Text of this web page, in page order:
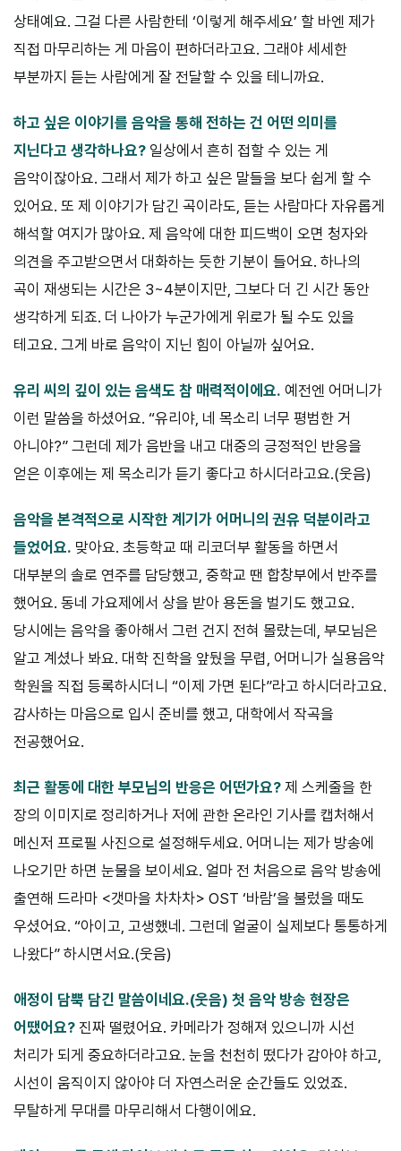
상태예요. 그걸 다른 사람한테 ‘이렇게 해주세요’ 할 바엔 제가
직접 마무리하는 게 마음이 편하더라고요. 그래야 세세한
부분까지 듣는 사람에게 잘 전달할 수 있을 테니까요.
하고 싶은 이야기를 음악을 통해 전하는 건 어떤 의미를
지닌다고 생각하나요? 일상에서 흔히 접할 수 있는 게
음악이잖아요. 그래서 제가 하고 싶은 말들을 보다 쉽게 할 수
있어요. 또 제 이야기가 담긴 곡이라도, 듣는 사람마다 자유롭게
해석할 여지가 많아요. 제 음악에 대한 피드백이 오면 청자와
의견을 주고받으면서 대화하는 듯한 기분이 들어요. 하나의
곡이 재생되는 시간은 3~4분이지만, 그보다 더 긴 시간 동안
생각하게 되죠. 더 나아가 누군가에게 위로가 될 수도 있을
테고요. 그게 바로 음악이 지닌 힘이 아닐까 싶어요.
유리 씨의 깊이 있는 음색도 참 매력적이에요. 예전엔 어머니가
이런 말씀을 하셨어요. “유리야, 네 목소리 너무 평범한 거
아니야?” 그런데 제가 음반을 내고 대중의 긍정적인 반응을
얻은 이후에는 제 목소리가 듣기 좋다고 하시더라고요.(웃음)
음악을 본격적으로 시작한 계기가 어머니의 권유 덕분이라고
들었어요. 맞아요. 초등학교 때 리코더부 활동을 하면서
대부분의 솔로 연주를 담당했고, 중학교 땐 합창부에서 반주를
했어요. 동네 가요제에서 상을 받아 용돈을 벌기도 했고요.
당시에는 음악을 좋아해서 그런 건지 전혀 몰랐는데, 부모님은
알고 계셨나 봐요. 대학 진학을 앞뒀을 무렵, 어머니가 실용음악
학원을 직접 등록하시더니 “이제 가면 된다”라고 하시더라고요.
감사하는 마음으로 입시 준비를 했고, 대학에서 작곡을
전공했어요.
최근 활동에 대한 부모님의 반응은 어떤가요? 제 스케줄을 한
장의 이미지로 정리하거나 저에 관한 온라인 기사를 캡처해서
메신저 프로필 사진으로 설정해두세요. 어머니는 제가 방송에
나오기만 하면 눈물을 보이세요. 얼마 전 처음으로 음악 방송에
출연해 드라마 <갯마을 차차차> OST ‘바람’을 불렀을 때도
우셨어요. “아이고, 고생했네. 그런데 얼굴이 실제보다 통통하게
나왔다” 하시면서요.(웃음)
애정이 담뿍 담긴 말씀이네요.(웃음) 첫 음악 방송 현장은
어땠어요? 진짜 떨렸어요. 카메라가 정해져 있으니까 시선
처리가 되게 중요하더라고요. 눈을 천천히 떴다가 감아야 하고,
시선이 움직이지 않아야 더 자연스러운 순간들도 있었죠.
무탈하게 무대를 마무리해서 다행이에요.